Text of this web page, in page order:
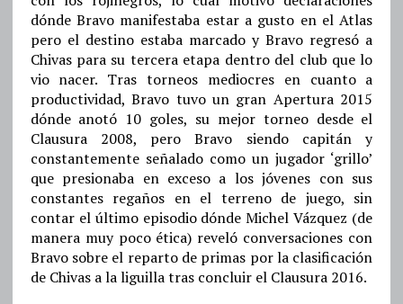
dónde Bravo manifestaba estar a gusto en el Atlas
pero el destino estaba marcado y Bravo regresó a
Chivas para su tercera etapa dentro del club que lo
vio nacer. Tras torneos mediocres en cuanto a
productividad, Bravo tuvo un gran Apertura 2015
dónde anotó 10 goles, su mejor torneo desde el
Clausura 2008, pero Bravo siendo capitán y
constantemente señalado como un jugador ‘grillo’
que presionaba en exceso a los jóvenes con sus
constantes regaños en el terreno de juego, sin
contar el último episodio dónde Michel Vázquez (de
manera muy poco ética) reveló conversaciones con
Bravo sobre el reparto de primas por la clasificación
de Chivas a la liguilla tras concluir el Clausura 2016.